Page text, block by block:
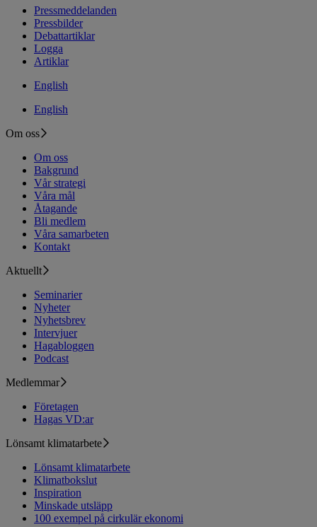
Pressmeddelanden
Pressbilder
Debattartiklar
Logga
Artiklar
English
English
Om oss
Om oss
Bakgrund
Vår strategi
Våra mål
Åtagande
Bli medlem
Våra samarbeten
Kontakt
Aktuellt
Seminarier
Nyheter
Nyhetsbrev
Intervjuer
Hagabloggen
Podcast
Medlemmar
Företagen
Hagas VD:ar
Lönsamt klimatarbete
Lönsamt klimatarbete
Klimatbokslut
Inspiration
Minskade utsläpp
100 exempel på cirkulär ekonomi